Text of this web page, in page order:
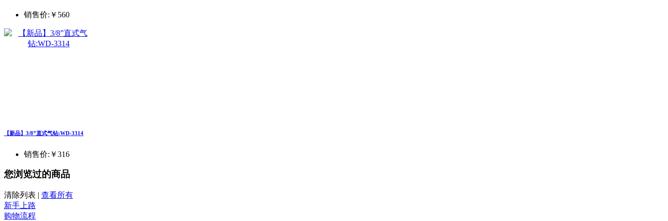
销售价: ￥560
【新品】3/8”直式气钻:WD-3314
销售价: ￥316
您浏览过的商品
清除列表 | 查看所有
新手上路
购物流程